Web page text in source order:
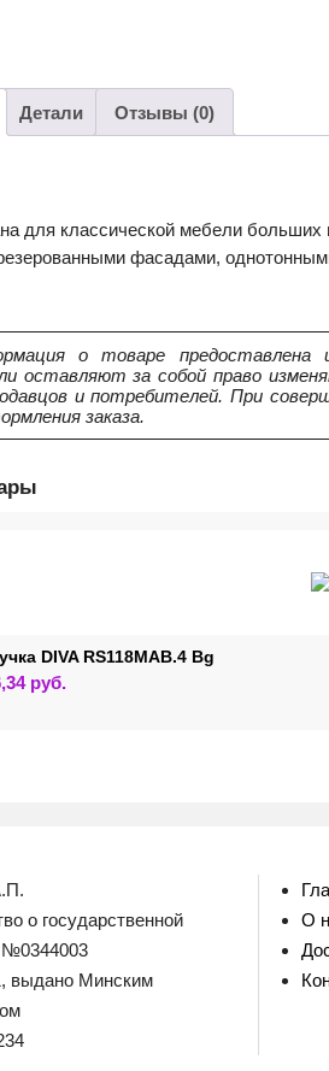
Детали Отзывы (0)
для классической мебели
фасадами,
о товаре предоставлена
оставляют за собой право
и потребителей. При
заказа.
DIVA RS118MAB.4 Bg
руб.
о государственной
№0344003
выдано Минским
О